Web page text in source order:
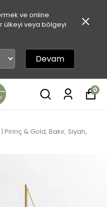
ve online
ülkeyi veya bölgeyi
Devam
0
Pirinç & Gold, Bakır, Siyah,